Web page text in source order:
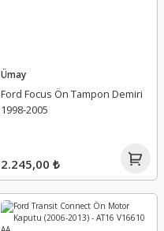
Ümay
Ford Focus Ön Tampon Demiri
1998-2005
2.245,00 ₺